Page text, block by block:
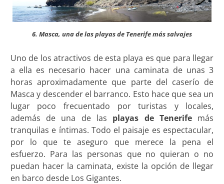
6. Masca, una de las playas de Tenerife más salvajes
Uno de los atractivos de esta playa es que para llegar
a ella es necesario hacer una caminata de unas 3
horas aproximadamente que parte del caserío de
Masca y descender el barranco. Esto hace que sea un
lugar poco frecuentado por turistas y locales,
además de una de las playas de Tenerifemás
tranquilas e íntimas. Todo el paisaje es espectacular,
por lo que te aseguro que merece la pena el
esfuerzo. Para las personas que no quieran o no
puedan hacer la caminata, existe la opción de llegar
en barco desde Los Gigantes.